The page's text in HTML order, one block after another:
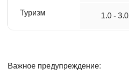
Туризм 1.0 - 3.0
Важное предупреждение: